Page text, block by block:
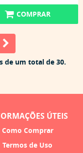
COMPRAR
de um total de 30.
ÚTEIS
Como Comprar
Termos de Uso